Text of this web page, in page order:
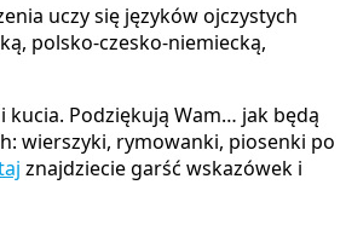
uczy się języków ojczystych
polsko-czesko-niemiecką,
kucia. Podziękują Wam… jak będą
wierszyki, rymowanki, piosenki po
znajdziecie garść wskazówek i